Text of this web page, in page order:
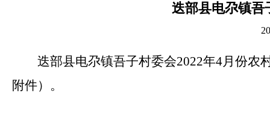
迭部县电尕镇吾
迭部县电尕镇吾子村委会2022年4月份农
附件）。